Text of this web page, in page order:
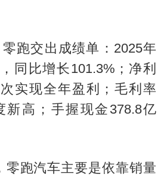
跑交出成绩单：2025年
同比增长101.3%；净利
实现全年盈利；毛利率
新高；手握现金378.8亿
零跑汽车主要是依靠销量